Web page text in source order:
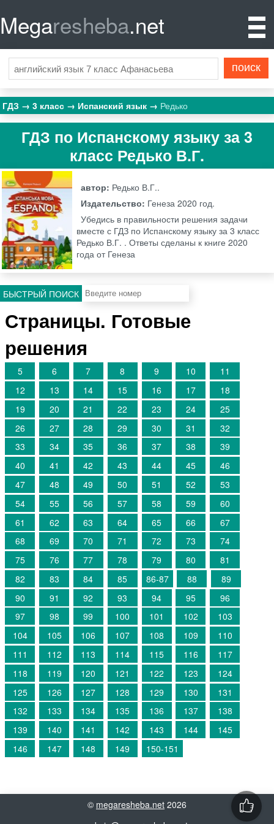
Megaresheba.net
ГДЗ 3 класс Испанский язык Редько
ГДЗ по Испанскому языку за 3
класс Редько В.Г.
автор: Редько В.Г..
Издательство: Генеза 2020 год.
Убедись в правильности решения задачи
вместе с ГДЗ по Испанскому языку за 3 класс
Редько В.Г. . Ответы сделаны к книге 2020
года от Генеза
БЫСТРЫЙ ПОИСК
Страницы. Готовые
решения
5 6 7 8 9 10
11
12
13 14 15 16 17
18
19
20 21 22 23 24
25
26
27 28 29 30 31
32
33
34 35 36 37 38
39
40
41 42 43 44 45
46
47
48 49 50 51 52
53
54
55 56 57 58 59
60
61
62 63 64 65 66
67
68
69 70 71 72 73
74
75
76 77 78 79 80
81
82
83 84 85 86-87 88
89
90
91 92 93 94 95
96
97
98 99 100 101 102
103
104
105 106 107 108 109
110
111
112 113 114 115 116
117
118
119 120 121 122 123
124
125
126 127 128 129 130
131
132
133 134 135 136 137
138
139
140 141 142 143 144
145
146
147 148 149 150-151
© megaresheba.net 2026